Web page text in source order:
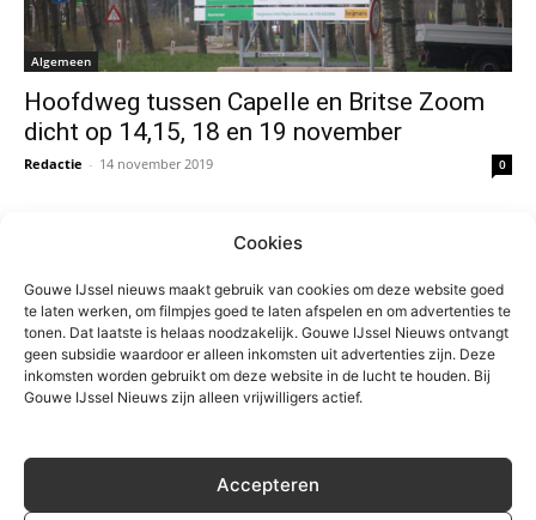
Cookies
Gouwe IJssel nieuws maakt gebruik van cookies om deze website goed
te laten werken, om filmpjes goed te laten afspelen en om advertenties te
tonen. Dat laatste is helaas noodzakelijk. Gouwe IJssel Nieuws ontvangt
geen subsidie waardoor er alleen inkomsten uit advertenties zijn. Deze
inkomsten worden gebruikt om deze website in de lucht te houden. Bij
Gouwe IJssel Nieuws zijn alleen vrijwilligers actief.
Accepteren
Algemeen
Hoofdweg tussen Capelle en Britse Zoom
dicht op 14,15, 18 en 19 november
Redactie - 14 november 2019 0
Politiek
Zuidplas kan vergunning Aldi aan Hoofdweg